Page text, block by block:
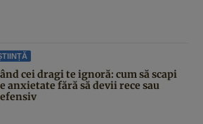
cei dragi te ignoră: cum să scapi
anxietate fără să devii rece sau